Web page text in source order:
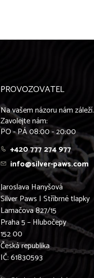
PROVOZOVATEL
Na vašem názoru nám záleží.
Zavolejte nám:
PO - PÁ 08:00 - 20:00
+420 777 274 977
info@silver-paws.com
Jaroslava Hanyšová
Silver Paws | Stříbrné tlapky
Lamačova 827/15
Praha 5 – Hlubočepy
152 00
Česká republika
IČ: 61830593